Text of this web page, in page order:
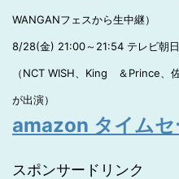
WANGANフェスから生中継）
8/28(金) 21:00～21:54 テレビ朝
（NCT WISH、King ＆Prince、
が出演）
amazon タイムセ
スポンサードリンク